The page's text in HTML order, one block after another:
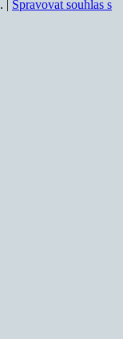
. | Spravovat souhlas s